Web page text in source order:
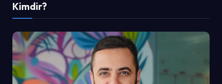
Kimdir?